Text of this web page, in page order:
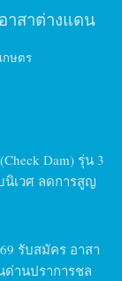
อาสาต่างแดน
กษตร
Dam) รุ่น 3
เวศ ลดการสูญ
รับสมัคร อาสา
ด่านปราการชล